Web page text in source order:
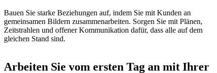
Bauen Sie starke Beziehungen auf, indem Sie mit Kunden an
gemeinsamen Bildern zusammenarbeiten. Sorgen Sie mit Plänen,
Zeitstrahlen und offener Kommunikation dafür, dass alle auf dem
gleichen Stand sind.
Arbeiten Sie vom ersten Tag an mit Ihrer